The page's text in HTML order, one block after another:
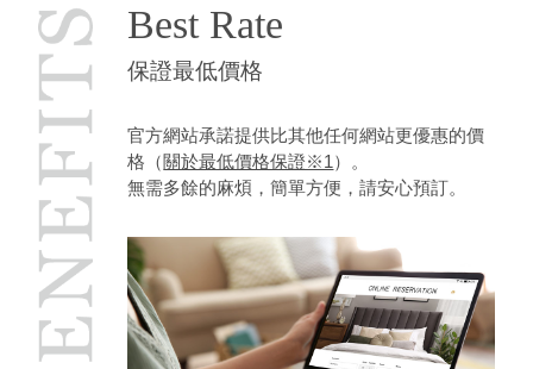
Best Rate
保證最低價格
官方網站承諾提供比其他任何網站更優惠的價
格（關於最低價格保證※1 ）。
無需多餘的麻煩，簡單方便，請安心預訂。